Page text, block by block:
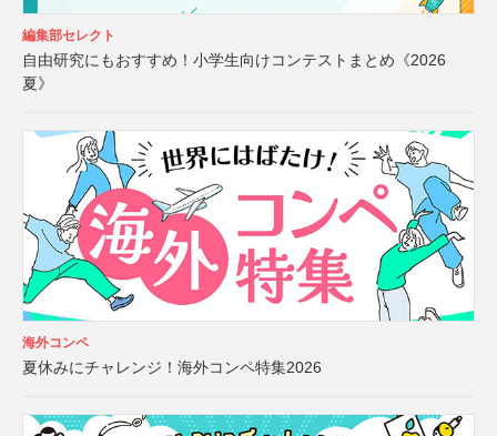
編集部セレクト
自由研究にもおすすめ！小学生向けコンテストまとめ《2026
夏》
海外コンペ
夏休みにチャレンジ！海外コンペ特集2026